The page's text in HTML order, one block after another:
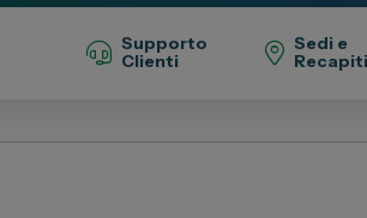
Supporto
Clienti
Sedi e
Recapiti